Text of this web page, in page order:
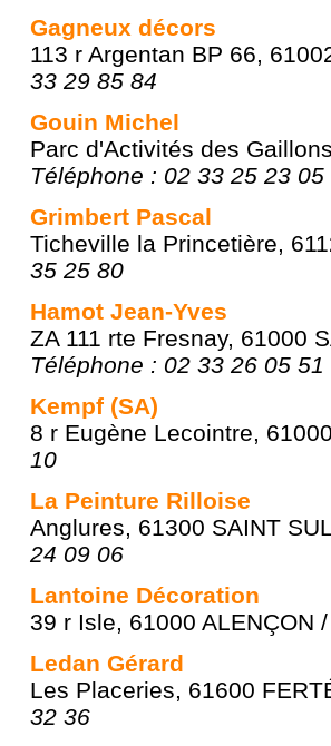
Gagneux décors
113 r Argentan BP 66,
33 29 85 84
Gouin Michel
Parc d'Activités des
Téléphone : 02 33 25 23 05
Grimbert Pascal
Ticheville la Princetière,
35 25 80
Hamot Jean-Yves
ZA 111 rte Fresnay, 61000
Téléphone : 02 33 26 05 51
Kempf (SA)
8 r Eugène Lecointre,
10
La Peinture Rilloise
Anglures, 61300 SAINT
24 09 06
Lantoine Décoration
39 r Isle, 61000 ALENÇON /
Ledan Gérard
Les Placeries, 61600
32 36